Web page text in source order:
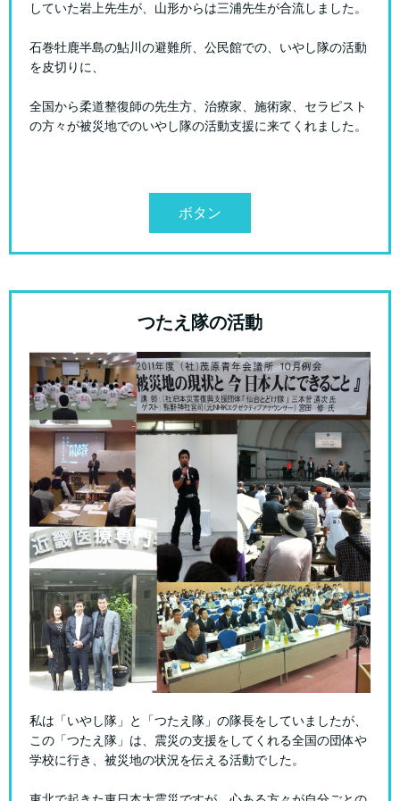
していた岩上先生が、山形からは三浦先生が合流しました。
石巻牡鹿半島の鮎川の避難所、公民館での、いやし隊の活動
を皮切りに、
全国から柔道整復師の先生方、治療家、施術家、セラピスト
の方々が被災地でのいやし隊の活動支援に来てくれました。
ボタン
つたえ隊の活動
私は「いやし隊」と「つたえ隊」の隊長をしていましたが、
この「つたえ隊」は、震災の支援をしてくれる全国の団体や
学校に行き、被災地の状況を伝える活動でした。